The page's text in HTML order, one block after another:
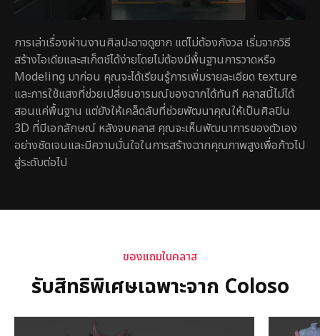
การเล่าเรื่องผ่านงานศิลปะอาจดูยาก แต่ไม่ต้องกังวล เริ่มจากวิธี
สร้างไอเดียและสเก็ตช์ได้ง่ายโดยไม่ต้องมีพื้นฐานการวาดหรือ
Modeling มาก่อน คุณจะได้เรียนรู้การเพิ่มรายละเอียด texture
และการใช้แสงที่ช่วยเปลี่ยนอารมณ์ของฉากได้ทันที คลาสนี้ไม่ได้
สอนแค่พื้นฐาน แต่ยังให้เคล็ดลับที่ช่วยพัฒนาคุณให้เป็นศิลปิน
3D ที่มีเอกลักษณ์ หลังจบคลาส คุณจะเห็นพัฒนาการของตัวเอง
อย่างชัดเจนและมีความมั่นใจในการสร้างฉากคุณภาพสูงเพื่อก้าวไป
สู่ระดับต่อไป
ของแถมในคลาส
รับสิทธิพิเศษเฉพาะจาก Coloso